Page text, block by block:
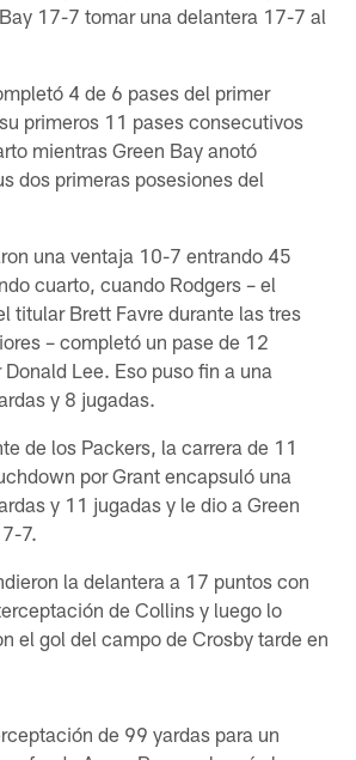
17-7 tomar una delantera 17-7 al
4 de 6 pases del primer
primeros 11 pases consecutivos
mientras Green Bay anotó
dos primeras posesiones del
una ventaja 10-7 entrando 45
cuarto, cuando Rodgers – el
titular Brett Favre durante las tres
– completó un pase de 12
Lee. Eso puso fin a una
y 8 jugadas.
de los Packers, la carrera de 11
por Grant encapsuló una
y 11 jugadas y le dio a Green
7.
la delantera a 17 puntos con
de Collins y luego lo
el gol del campo de Crosby tarde en
de 99 yardas para un